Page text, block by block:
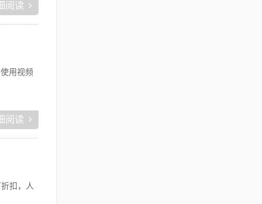
阅读
用视频
阅读
扣，人